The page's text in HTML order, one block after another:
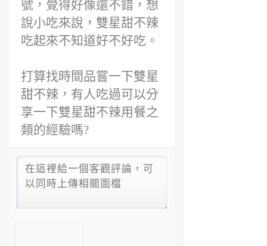
號，覺得好像還不錯，想
說小吃來說，雙星甜不辣
吃起來不知道好不好吃。
打算找時間品嘗一下雙星
甜不辣，有人吃過可以分
享一下雙星甜不辣用餐之
類的經驗嗎?